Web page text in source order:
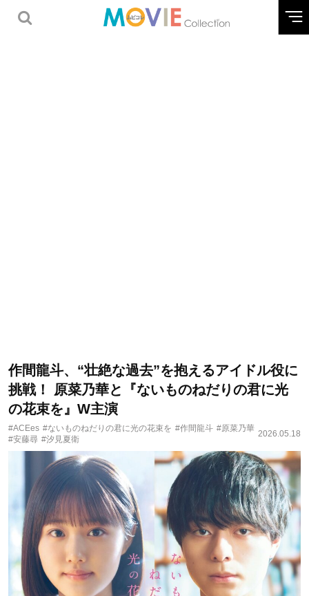
作間龍斗、“壮絶な過去”を抱えるアイドル役に
挑戦！ 原菜乃華と『ないものねだりの君に光
の花束を』W主演
#ACEes #ないものねだりの君に光の花束を #作間龍斗 #原菜乃華
#安藤尋 #汐見夏衛
2026.05.18